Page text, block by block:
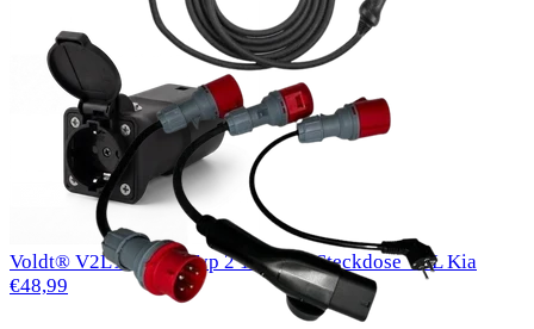
Voldt® V2L Adapter Typ 2 16 A EU-Steckdose V2L Kia
€48,99